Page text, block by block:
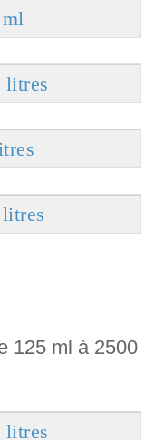
litres
125 ml à 2500
litres